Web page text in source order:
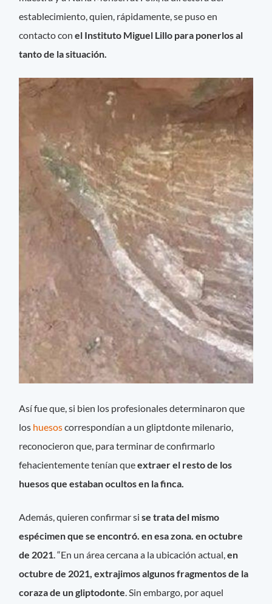
establecimiento, quien, rápidamente, se puso en
contacto conel Instituto Miguel Lillo para ponerlos al
tanto de la situación.
Así fue que, si bien los profesionales determinaron que
los huesoscorrespondían a un gliptdonte milenario,
reconocieron que, para terminar de confirmarlo
fehacientemente tenían queextraer el resto de los
huesos que estaban ocultos en la finca.
Además, quieren confirmar sise trata del mismo
espécimen que se encontró. en esa zona. en octubre
de 2021. “En un área cercana a la ubicación actual,en
octubre de 2021, extrajimos algunos fragmentos de la
coraza de un gliptodonte. Sin embargo, por aquel